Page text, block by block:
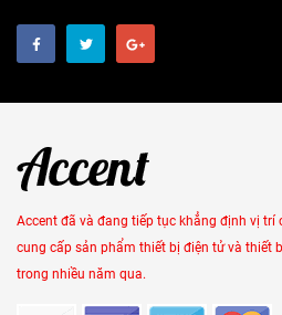
Accent đã và đang tiếp tục khẳng định vị
cung cấp sản phẩm thiết bị điện tử và thiết
trong nhiều năm qua.